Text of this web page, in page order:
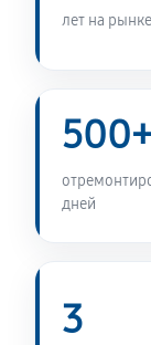
лет на рынке
дней
3